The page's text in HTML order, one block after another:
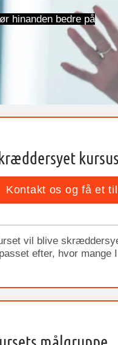
hinanden bedre på
Kontakt os og få et
vil blive
efter, hvor mange